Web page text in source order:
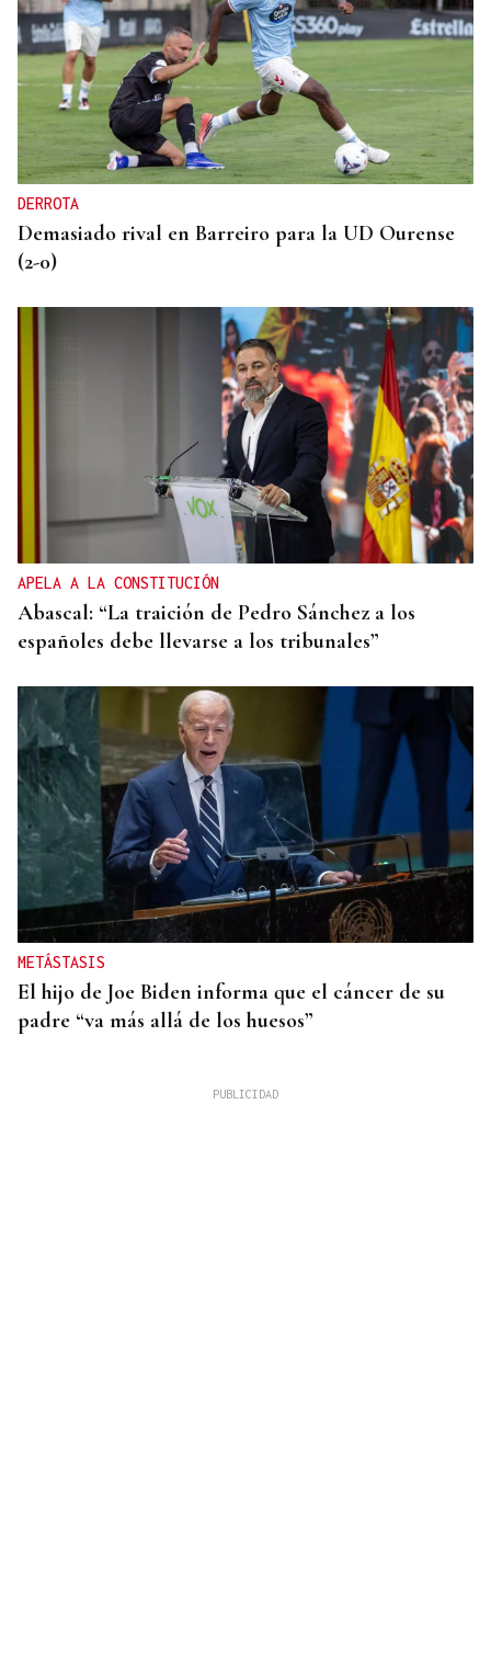
BAJADA DE TEMPERATURAS
"Un espectáculo visual": así describen los expertos
el eclipse del 12 de agosto que permitirá ver las
perseidas "de día"
DERROTA
Demasiado rival en Barreiro para la UD Ourense
(2-0)
APELA A LA CONSTITUCIÓN
Abascal: “La traición de Pedro Sánchez a los
españoles debe llevarse a los tribunales”
METÁSTASIS
El hijo de Joe Biden informa que el cáncer de su
padre “va más allá de los huesos”